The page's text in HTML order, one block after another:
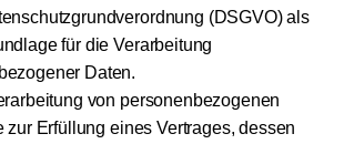
(DSGVO) als
für die Verarbeitung
Daten.
von personenbezogenen
zur Erfüllung eines Vertrages, dessen